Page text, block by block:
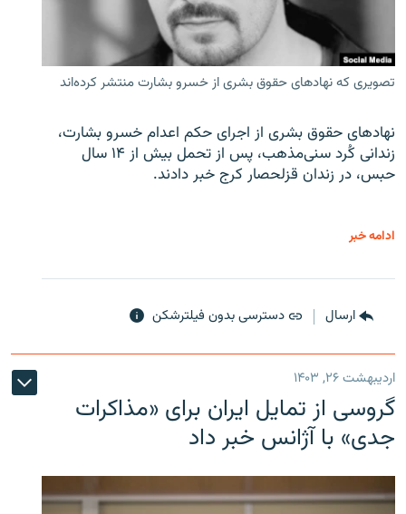
تصویری که نهادهای حقوق بشری از خسرو بشارت منتشر کرده‌اند
نهادهای حقوق بشری از اجرای حکم اعدام خسرو بشارت،
زندانی کُرد سنی‌مذهب، پس از تحمل بیش از ۱۴ سال
حبس، در زندان قزلحصار کرج خبر دادند.
ادامه خبر
ارسال دسترسی بدون فیلترشکن
اردیبهشت ۲۶, ۱۴۰۳
گروسی از تمایل ایران برای «مذاکرات
جدی» با آژانس خبر داد